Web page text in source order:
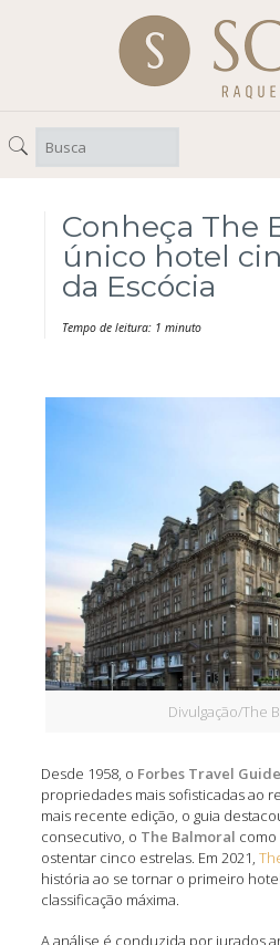
Conheça The
único hotel
da Escócia
Tempo de leitura: 1 minuto
Divulgação/The
Desde 1958, o Forbes Travel Guide
propriedades mais sofisticadas ao
mais recente edição, o guia
consecutivo, o The Balmoral como
ostentar cinco estrelas. Em 2021,
história ao se tornar o primeiro
classificação máxima.
A análise é conduzida por jurados